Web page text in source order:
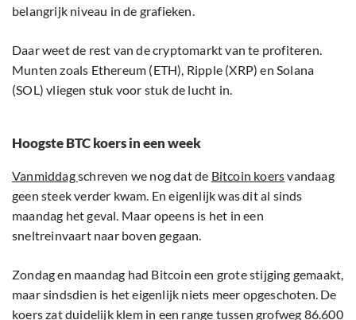
belangrijk niveau in de grafieken.
Daar weet de rest van de cryptomarkt van te profiteren.
Munten zoals Ethereum (ETH), Ripple (XRP) en Solana
(SOL) vliegen stuk voor stuk de lucht in.
Hoogste BTC koers in een week
Vanmiddagschreven we nog dat de Bitcoin koersvandaag
geen steek verder kwam. En eigenlijk was dit al sinds
maandag het geval. Maar opeens is het in een
sneltreinvaart naar boven gegaan.
Zondag en maandag had Bitcoin een grote stijging gemaakt,
maar sindsdien is het eigenlijk niets meer opgeschoten. De
koers zat duidelijk klem in een range tussen grofweg 86.600